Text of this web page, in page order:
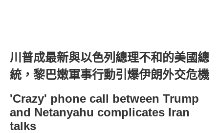
川普成最新與以色列總理不和的美國總
統，黎巴嫩軍事行動引爆伊朗外交危機
'Crazy' phone call between Trump
and Netanyahu complicates Iran
talks